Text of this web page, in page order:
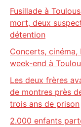
Fusillade à
mort, deux
détention
Concerts,
week-end à
Les deux frères
de montres près
trois ans de prison
2.000 enfants